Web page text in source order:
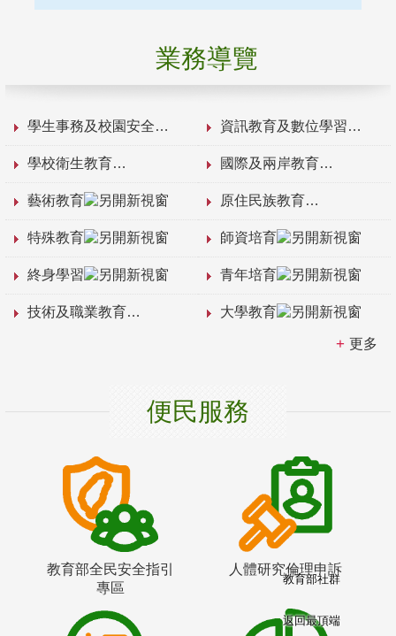
業務導覽
學生事務及校園安全 資訊教育及數位學習
學校衛生教育 國際及兩岸教育
藝術教育 原住民族教育
特殊教育 師資培育
終身學習 青年培育
技術及職業教育 大學教育
更多
便民服務
教育部全民安全指引
專區
人體研究倫理申訴
教育部社群
返回最頂端